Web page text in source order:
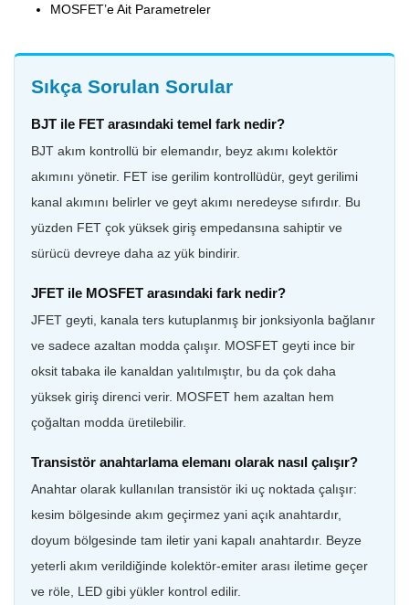
MOSFET’e Ait Parametreler
Sıkça Sorulan Sorular
BJT ile FET arasındaki temel fark nedir?
BJT akım kontrollü bir elemandır, beyz akımı kolektör
akımını yönetir. FET ise gerilim kontrollüdür, geyt gerilimi
kanal akımını belirler ve geyt akımı neredeyse sıfırdır. Bu
yüzden FET çok yüksek giriş empedansına sahiptir ve
sürücü devreye daha az yük bindirir.
JFET ile MOSFET arasındaki fark nedir?
JFET geyti, kanala ters kutuplanmış bir jonksiyonla bağlanır
ve sadece azaltan modda çalışır. MOSFET geyti ince bir
oksit tabaka ile kanaldan yalıtılmıştır, bu da çok daha
yüksek giriş direnci verir. MOSFET hem azaltan hem
çoğaltan modda üretilebilir.
Transistör anahtarlama elemanı olarak nasıl çalışır?
Anahtar olarak kullanılan transistör iki uç noktada çalışır:
kesim bölgesinde akım geçirmez yani açık anahtardır,
doyum bölgesinde tam iletir yani kapalı anahtardır. Beyze
yeterli akım verildiğinde kolektör-emiter arası iletime geçer
ve röle, LED gibi yükler kontrol edilir.